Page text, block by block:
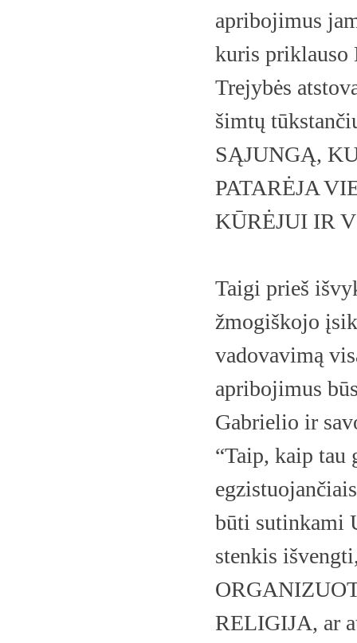
apribojimus
kuris priklauso
Trejybės
šimtų
SĄJUNGĄ,
PATARĖJA
KŪRĖJUI IR
Taigi prieš
žmogiškojo
vadovavimą
apribojimus
Gabrielio ir
“Taip, kaip
būti sutinkami
stenkis
RELIGIJA, ar